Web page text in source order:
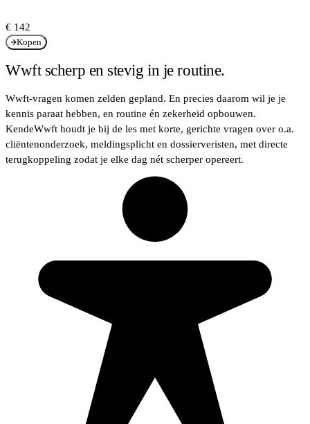
€ 142
Kopen
Wwft scherp en stevig in je routine.
Wwft-vragen komen zelden gepland. En precies daarom wil je je
kennis paraat hebben, en routine én zekerheid opbouwen.
KendeWwft houdt je bij de les met korte, gerichte vragen over o.a.
cliëntenonderzoek, meldingsplicht en dossierveristen, met directe
terugkoppeling zodat je elke dag nét scherper opereert.